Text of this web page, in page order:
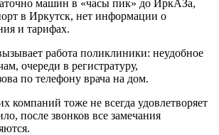
машин в «часы пик» до ИркАЗа,
в Иркутск, нет информации о
и тарифах.
работа поликлиники: неудобное
очереди в регистратуру,
по телефону врача на дом.
компаний тоже не всегда удовлетворяет
после звонков все замечания